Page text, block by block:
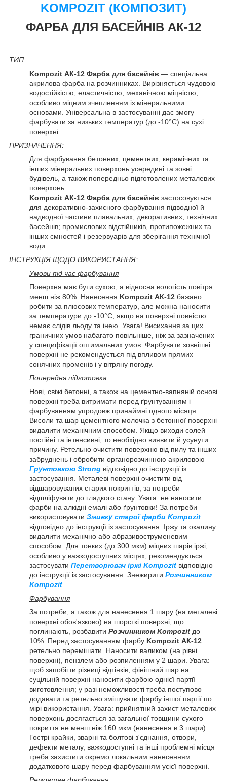
KOMPOZIT (КОМПОЗИТ)
ФАРБА ДЛЯ БАСЕЙНІВ АК-12
ТИП:
Kompozit АК-12 Фарба для басейнів — спеціальна
акрилова фарба на розчинниках. Вирізняється чудовою
водостійкістю, еластичністю, механічною міцністю,
особливо міцним зчепленням із мінеральними
основами. Універсальна в застосуванні дає змогу
фарбувати за низьких температур (до -10°C) на сухі
поверхні.
ПРИЗНАЧЕННЯ:
Для фарбування бетонних, цементних, керамічних та
інших мінеральних поверхонь усередині та зовні
будівель, а також попередньо підготовлених металевих
поверхонь.
Kompozit АК-12 Фарба для басейнів застосовується
для декоративно-захисного фарбування підводної й
надводної частини плавальних, декоративних, технічних
басейнів; промислових відстійників, протипожежних та
інших ємностей і резервуарів для зберігання технічної
води.
ІНСТРУКЦІЯ ЩОДО ВИКОРИСТАННЯ:
Умови під час фарбування
Поверхня має бути сухою, а відносна вологість повітря
менш ніж 80%. Нанесення Kompozit АК-12 бажано
робити за плюсових температур, але можна наносити
за температури до -10°C, якщо на поверхні повністю
немає слідів льоду та інею. Увага! Висихання за цих
граничних умов набагато повільніше, ніж за зазначених
у специфікації оптимальних умов. Фарбувати зовнішні
поверхні не рекомендується під впливом прямих
сонячних променів і у вітряну погоду.
Попередня підготовка
Нові, свіжі бетонні, а також на цементно-вапняній основі
поверхні треба витримати перед ґрунтуванням і
фарбуванням упродовж принаймні одного місяця.
Висоли та шар цементного молочка з бетонної поверхні
видалити механічним способом. Якщо виходи солей
постійні та інтенсивні, то необхідно виявити й усунути
причину. Ретельно очистити поверхню від пилу та інших
забруднень і обробити органорозчинною акриловою
Грунтовкою Strong відповідно до інструкції із
застосування. Металеві поверхні очистити від
відшаровуваних старих покриттів, за потреби
відшліфувати до гладкого стану. Увага: не наносити
фарби на алкідні емалі або ґрунтовки! За потреби
використовувати Змивку старої фарби Kompozit
відповідно до інструкції із застосування. Іржу та окалину
видалити механічно або абразивоструменевим
способом. Для тонких (до 300 мкм) міцних шарів іржі,
особливо у важкодоступних місцях, рекомендується
застосувати Перетворювач іржі Kompozit відповідно
до інструкції із застосування. Знежирити Розчинником
Kompozit
Фарбування
За потреби, а також для нанесення 1 шару (на металеві
поверхні обов'язково) на шорсткі поверхні, що
поглинають, розбавити Розчинником Kompozit до
10%. Перед застосуванням фарбу Kompozit АК-12
ретельно перемішати. Наносити валиком (на рівні
поверхні), пензлем або розпиленням у 2 шари. Увага:
щоб запобігти різниці відтінків, фінішний шар на
суцільній поверхні наносити фарбою однієї партії
виготовлення; у разі неможливості треба поступово
додавати та ретельно змішувати фарбу іншої партії по
мірі використання. Увага: прийнятний захист металевих
поверхонь досягається за загальної товщини сухого
покриття не менш ніж 160 мкм (нанесення в 3 шари).
Гострі крайки, зварні та болтові з'єднання, отвори,
дефекти металу, важкодоступні та інші проблемні місця
треба захистити окремо локальним нанесенням
додаткового шару перед фарбуванням усієї поверхні.